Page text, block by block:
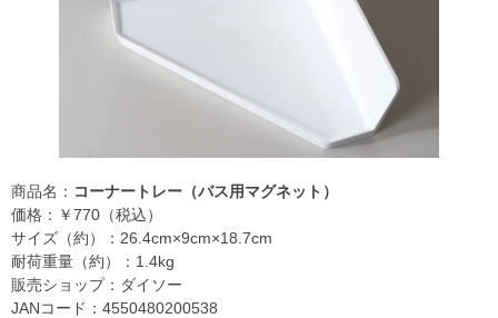
商品名： コーナートレー（バス用マグネット）
価格：￥770（税込）
サイズ（約）：26.4cm×9cm×18.7cm
耐荷重量（約）：1.4kg
販売ショップ：ダイソー
JANコード：4550480200538